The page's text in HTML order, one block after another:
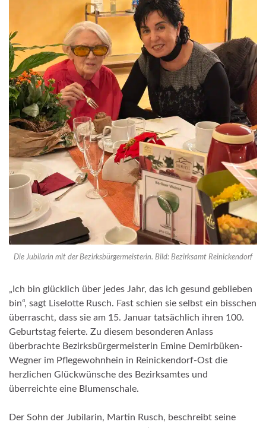
Die Jubilarin mit der Bezirksbürgermeisterin. Bild: Bezirksamt Reinickendorf
„Ich bin glücklich über jedes Jahr, das ich gesund geblieben
bin“, sagt Liselotte Rusch. Fast schien sie selbst ein bisschen
überrascht, dass sie am 15. Januar tatsächlich ihren 100.
Geburtstag feierte. Zu diesem besonderen Anlass
überbrachte Bezirksbürgermeisterin Emine Demirbüken-
Wegner im Pflegewohnhein in Reinickendorf-Ost die
herzlichen Glückwünsche des Bezirksamtes und
überreichte eine Blumenschale.
Der Sohn der Jubilarin, Martin Rusch, beschreibt seine